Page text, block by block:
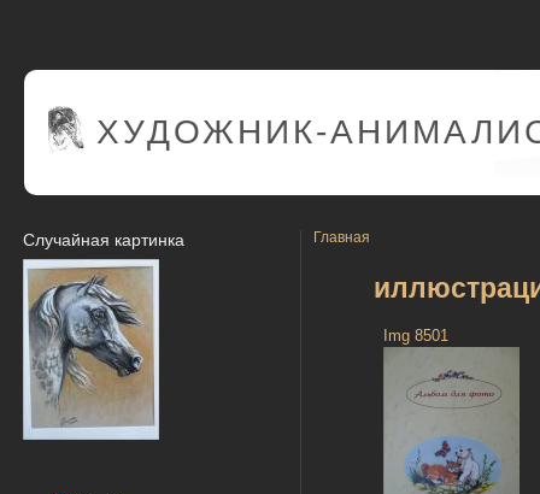
ХУДОЖНИК-
Случайная картинка Главная
Img 8501